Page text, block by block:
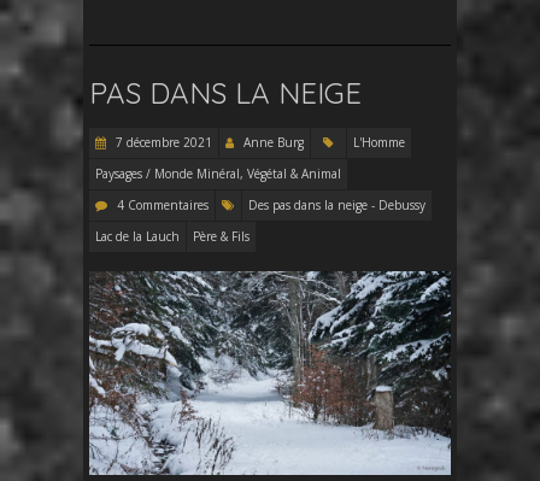
PAS DANS LA NEIGE
7 décembre 2021 Anne Burg
L'Homme
Paysages / Monde Minéral, Végétal & Animal
4 Commentaires
Des pas dans la neige - Debussy
Lac de la Lauch
Père & Fils